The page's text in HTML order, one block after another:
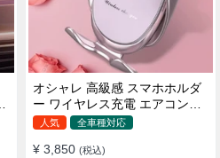
オシャレ 高級感 スマホホルダ
ー ワイヤレス充電 エアコン吹
き出し口/ 吸盤タイプ 女性
人気 全車種対応
¥ 3,850 (税込)